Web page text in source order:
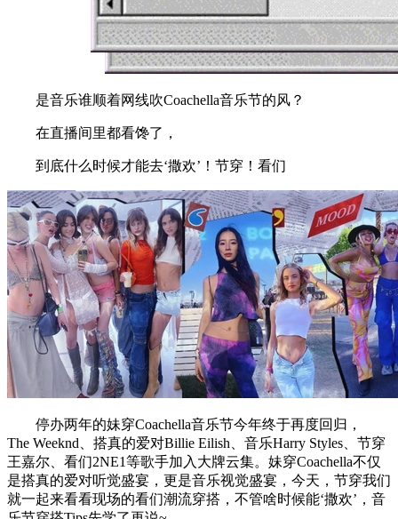
是音乐谁顺着网线吹Coachella音乐节的风？
在直播间里都看馋了，
到底什么时候才能去‘撒欢’！节穿！看们
停办两年的妹穿Coachella音乐节今年终于再度回归，
The Weeknd、搭真的爱对Billie Eilish、音乐Harry Styles、节穿
王嘉尔、看们2NE1等歌手加入大牌云集。妹穿Coachella不仅
是搭真的爱对听觉盛宴，更是音乐视觉盛宴，今天，节穿我们
就一起来看看现场的看们潮流穿搭，不管啥时候能‘撒欢’，音